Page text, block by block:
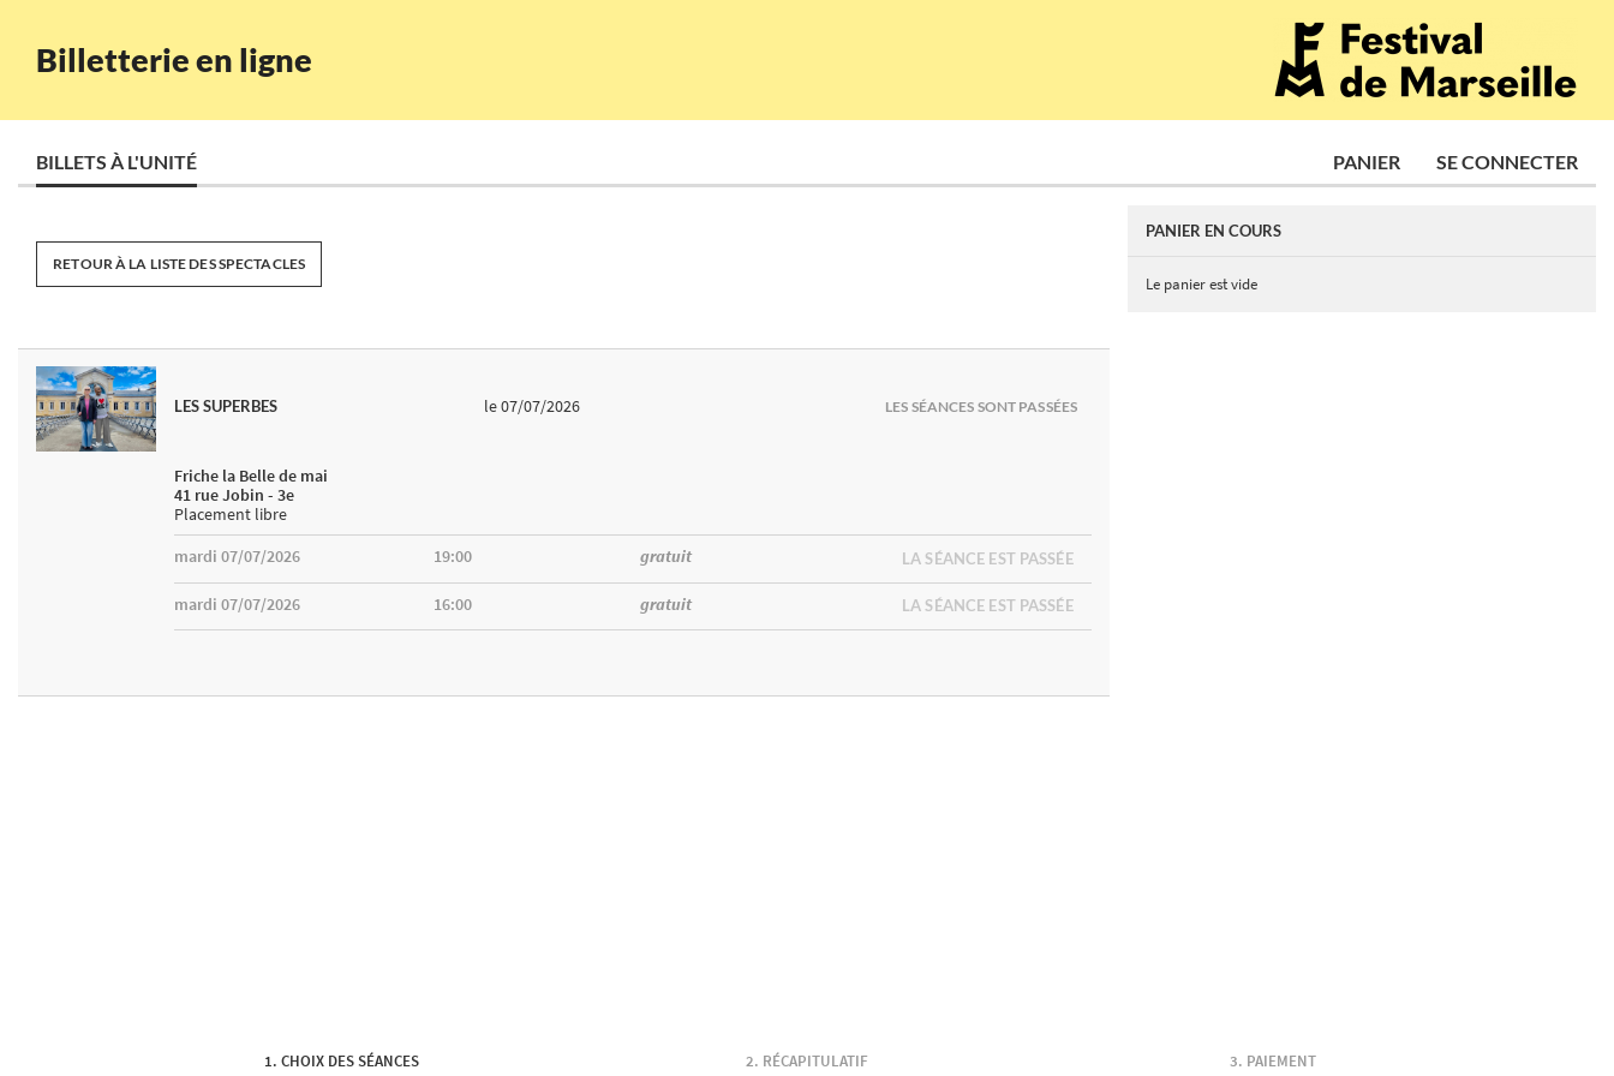
Billetterie en ligne
BILLETS À L'UNITÉ PANIER SE CONNECTER
RETOUR À LA LISTE DES SPECTACLES
LES SUPERBES le 07/07/2026 LES SÉANCES SONT PASSÉES
Friche la Belle de mai
41 rue Jobin - 3e
Placement libre
mardi 07/07/2026
19:00 gratuit LA SÉANCE EST PASSÉE
mardi 07/07/2026 16:00 gratuit LA SÉANCE EST PASSÉE
PANIER EN COURS
Le panier est vide
CHOIX DES SÉANCES RÉCAPITULATIF PAIEMENT